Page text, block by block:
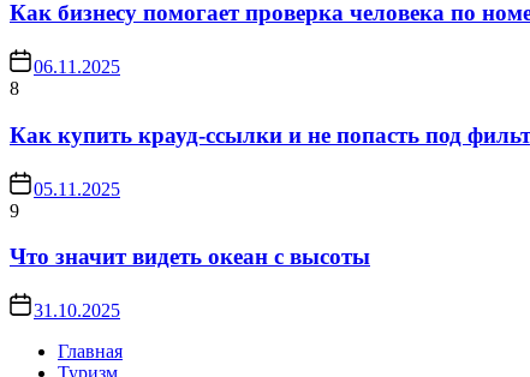
Как бизнесу помогает проверка человека по
06.11.2025
8
Как купить крауд-ссылки и не попасть под
05.11.2025
9
Что значит видеть океан с высоты
31.10.2025
Главная
Туризм